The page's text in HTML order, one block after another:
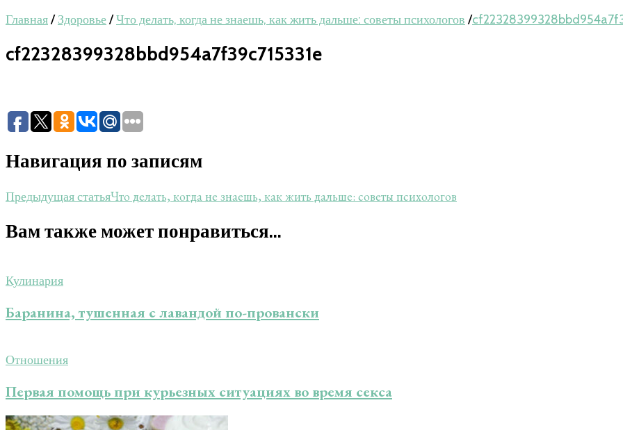
Главная/ Здоровье/Что делать, когда не знаешь, как жить дальше: советы психологов /
cf22328399328bbd954a7f39c715331e
Навигация по записям
Предыдущая статьяЧто делать, когда не знаешь, как жить дальше: советы психологов
Вам также может понравиться...
Кулинария
Баранина, тушенная с лавандой по-провански
Отношения
Первая помощь при курьезных ситуациях во время секса